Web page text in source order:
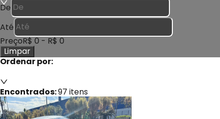
De
Até
PreçoR$ 0 - R$ 0
Limpar
Ordenar por:
Encontrados:97 itens